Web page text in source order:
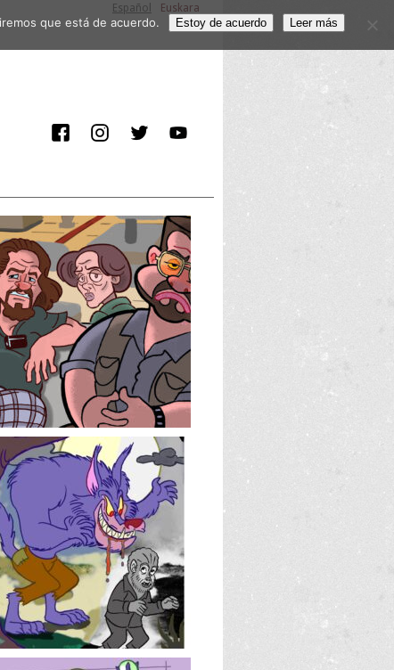
Español Euskara
que está de acuerdo. Estoy de acuerdo Leer más